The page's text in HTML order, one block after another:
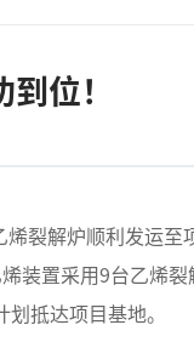
位！
裂解炉顺利发运至
装置采用9台乙烯
抵达项目基地。